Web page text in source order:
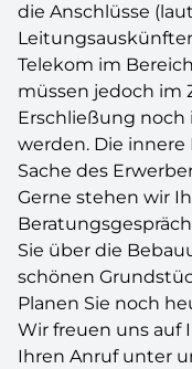
die Anschlüsse
Telekom im
müssen jedoch im
Erschließung
werden. Die
Sache des
Gerne stehen wir
Sie über die
schönen
Planen Sie noch
Wir freuen uns auf
Ihren Anruf unter